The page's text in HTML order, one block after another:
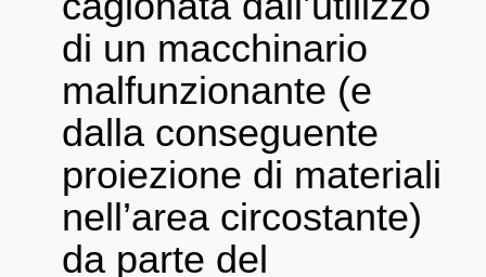
di un macchinario
malfunzionante (e
dalla conseguente
proiezione di materiali
nell’area circostante)
da parte del